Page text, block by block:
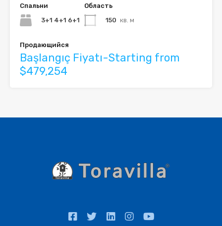
Спальни
3+1 4+1 6+1
Область
150 кв. м
Продающийся
Başlangıç Fiyatı-Starting from
$479,254